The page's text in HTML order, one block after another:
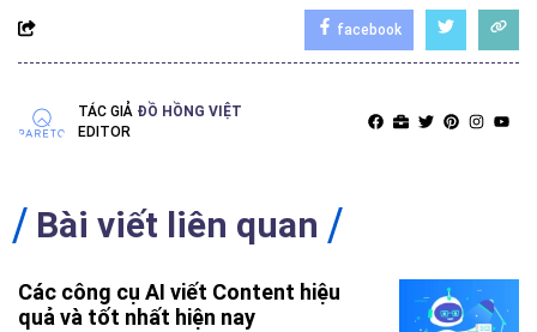
facebook
TÁC GIẢ ĐỒ HỒNG VIỆT
EDITOR
Bài viết liên quan
Các công cụ AI viết Content hiệu
quả và tốt nhất hiện nay